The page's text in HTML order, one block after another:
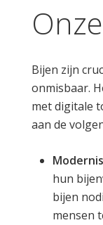
Bijen zijn
onmisbaar.
met digitale
aan de
hun
bijen
mensen